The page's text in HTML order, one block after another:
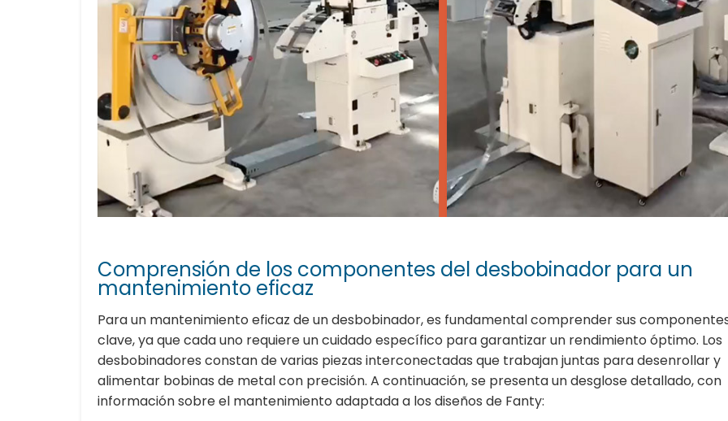
Comprensión de los componentes del desbobinador para un
mantenimiento eficaz
Para un mantenimiento eficaz de un desbobinador, es fundamental comprender sus
clave, ya que cada uno requiere un cuidado específico para garantizar un rendimiento óptimo. Los
desbobinadores constan de varias piezas interconectadas que trabajan juntas para desenrollar y
alimentar bobinas de metal con precisión. A continuación, se presenta un desglose detallado, con
información sobre el mantenimiento adaptada a los diseños de Fanty: